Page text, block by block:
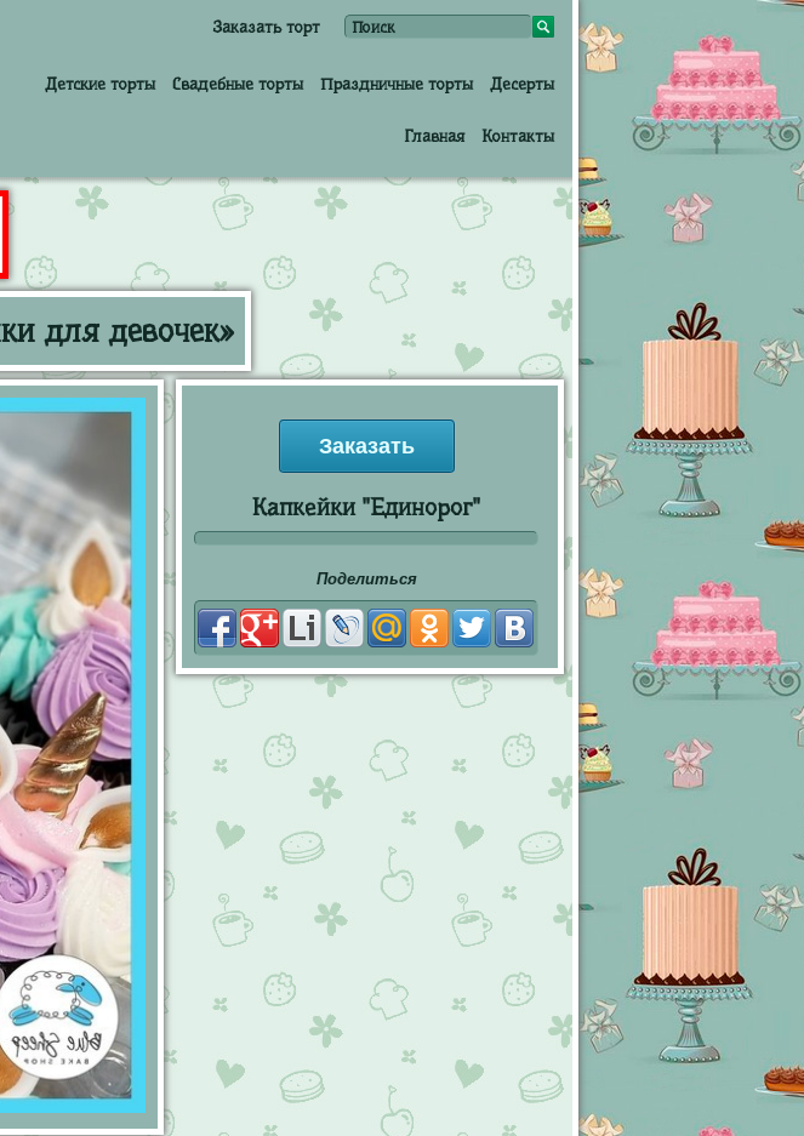
Заказать торт
Детские торты Свадебные торты Праздничные торты Десерты
Главная Контакты
для девочек»
Заказать
Капкейки "Единорог"
Поделиться